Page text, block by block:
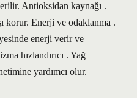
Antioksidan kaynağı .
korur. Enerji ve odaklanma .
enerji verir ve
hızlandırıcı . Yağ
yardımcı olur.